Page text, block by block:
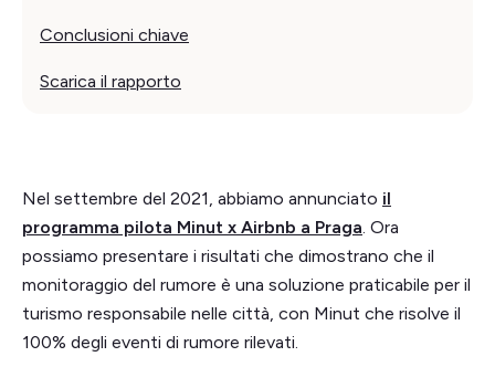
Conclusioni chiave
Scarica il rapporto
Nel settembre del 2021, abbiamo annunciato il
programma pilota Minut x Airbnb a Praga . Ora
possiamo presentare i risultati che dimostrano che il
monitoraggio del rumore è una soluzione praticabile per il
turismo responsabile nelle città, con Minut che risolve il
100% degli eventi di rumore rilevati.